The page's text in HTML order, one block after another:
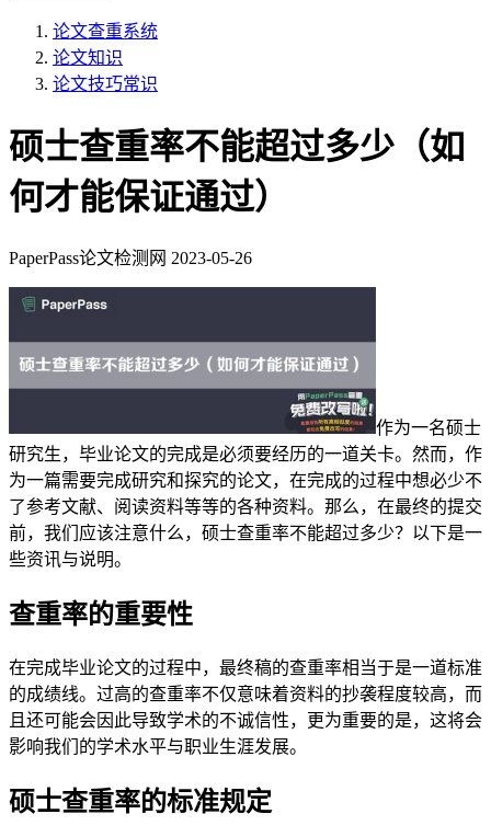
论文查重系统
论文知识
论文技巧常识
硕士查重率不能超过多少（如
何才能保证通过）
PaperPass论文检测网 2023-05-26
作为一名硕士
研究生，毕业论文的完成是必须要经历的一道关卡。然而，作
为一篇需要完成研究和探究的论文，在完成的过程中想必少不
了参考文献、阅读资料等等的各种资料。那么，在最终的提交
前，我们应该注意什么，硕士查重率不能超过多少？以下是一
些资讯与说明。
查重率的重要性
在完成毕业论文的过程中，最终稿的查重率相当于是一道标准
的成绩线。过高的查重率不仅意味着资料的抄袭程度较高，而
且还可能会因此导致学术的不诚信性，更为重要的是，这将会
影响我们的学术水平与职业生涯发展。
硕士查重率的标准规定